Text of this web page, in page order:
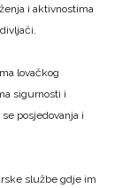
i aktivnostima
lovačkog
sigurnosti i
posjedovanja i
službe gdje im